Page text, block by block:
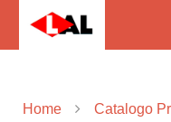
Home Catalogo